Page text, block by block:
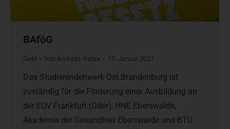
BAföG
Geld Von Andreas Gaber 13. Januar 2021
Das Studierendenwerk Ost:Brandenburg ist
zuständig für die Förderung einer Ausbildung an
der EUV Frankfurt (Oder), HNE Eberswalde,
Akademie der Gesundheit Eberswalde und BTU